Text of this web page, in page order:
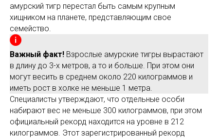
амурский тигр перестал быть самым крупным
хищником на планете, представляющим свое
семейство.
Важный факт! Взрослые амурские тигры вырастают
в длину до 3-х метров, а то и больше. При этом они
могут весить в среднем около 220 килограммов и
иметь рост в холке не меньше 1 метра.
Специалисты утверждают, что отдельные особи
набирают вес не меньше 300 килограммов, при этом
официальный рекорд находится на уровне в 212
килограммов. Этот зарегистрированный рекорд